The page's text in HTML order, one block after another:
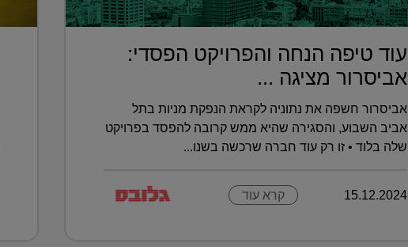
עוד טיפה הנחה והפרויקט הפסדי:
אביסרור מציגה ...
אביסרור חשפה את נתוניה לקראת הנפקת מניות בתל
אביב השבוע, והסגירה שהיא ממש קרובה להפסד בפרויקט
שלה בלוד • זו רק עוד חברה שרכשה בשנו...
15.12.2024 קרא עוד